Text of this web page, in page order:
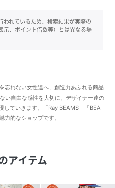
れているため、検索結果が実際の
示、ポイント倍数等）とは異なる場
忘れない女性達へ、創造力あふれる商品
い自由な感性を大切に、デザイナー達の
していきます。「Ray BEAMS」「BEA
力的なショップです。
アイテム